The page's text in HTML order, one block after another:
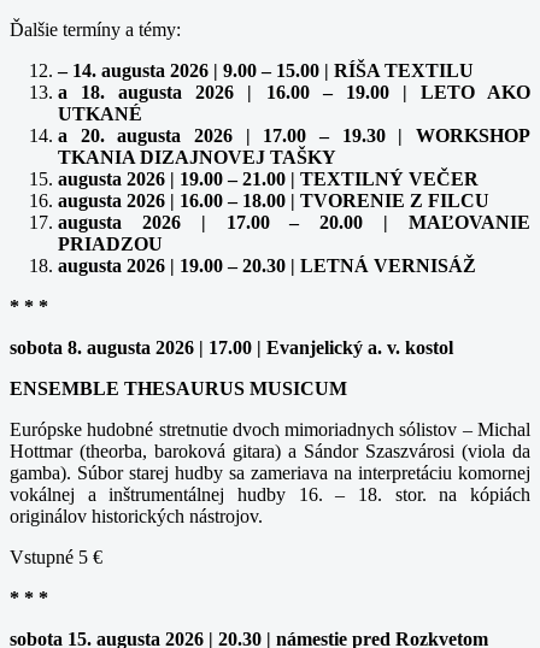
Ďalšie termíny a témy:
– 14. augusta 2026 | 9.00 – 15.00 | RÍŠA TEXTILU
a 18. augusta 2026 | 16.00 – 19.00 | LETO AKO
UTKANÉ
a 20. augusta 2026 | 17.00 – 19.30 | WORKSHOP
TKANIA DIZAJNOVEJ TAŠKY
augusta 2026 | 19.00 – 21.00 | TEXTILNÝ VEČER
augusta 2026 | 16.00 – 18.00 | TVORENIE Z FILCU
augusta 2026 | 17.00 – 20.00 | MAĽOVANIE
PRIADZOU
augusta 2026 | 19.00 – 20.30 | LETNÁ VERNISÁŽ
* * *
sobota 8. augusta 2026 | 17.00 | Evanjelický a. v. kostol
ENSEMBLE THESAURUS MUSICUM
Európske hudobné stretnutie dvoch mimoriadnych sólistov – Michal
Hottmar (theorba, baroková gitara) a Sándor Szaszvárosi (viola da
gamba). Súbor starej hudby sa zameriava na interpretáciu komornej
vokálnej a inštrumentálnej hudby 16. – 18. stor. na kópiách
originálov historických nástrojov.
Vstupné 5 €
* * *
sobota 15. augusta 2026 | 20.30 | námestie pred Rozkvetom